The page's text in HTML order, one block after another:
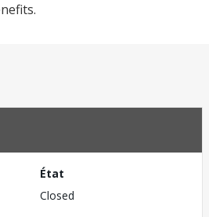
État
Closed